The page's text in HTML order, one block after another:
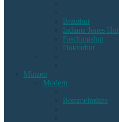
Brauthut
Indiana Jones Hut
Faschingshut
Doktorhut
Mützen
Modern
Bommelmütze